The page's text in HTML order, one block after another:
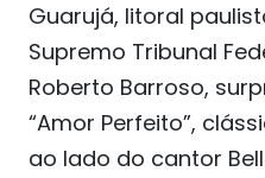
Guarujá, litoral
Supremo Tribunal
Roberto Barroso,
“Amor Perfeito”,
ao lado do cantor